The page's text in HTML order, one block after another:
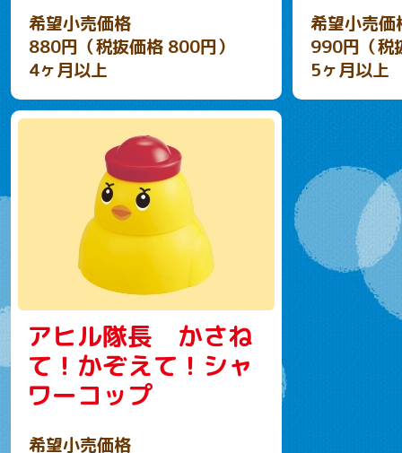
希望小売価格
880円（税抜価格 800円）
4ヶ月以上
希望小売価
990円（税
5ヶ月以上
アヒル隊長 かさね
て！かぞえて！シャ
ワーコップ
希望小売価格